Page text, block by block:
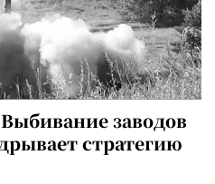
заводов
стратегию